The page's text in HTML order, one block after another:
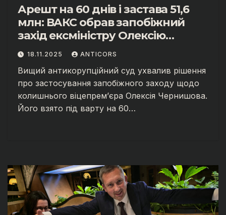
Арешт на 60 днів і застава 51,6
млн: ВАКС обрав запобіжний
захід ексміністру Олексію
Чернишову
18.11.2025 ANTICORS
Вищий антикорупційний суд ухвалив рішення
про застосування запобіжного заходу щодо
колишнього віцепрем’єра Олексія Чернишова.
Його взято під варту на 60…